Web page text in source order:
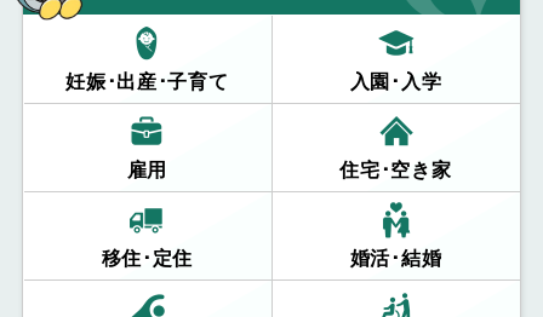
妊娠･出産･子育て 入園･入学
雇用 住宅･空き家
移住･定住 婚活･結婚